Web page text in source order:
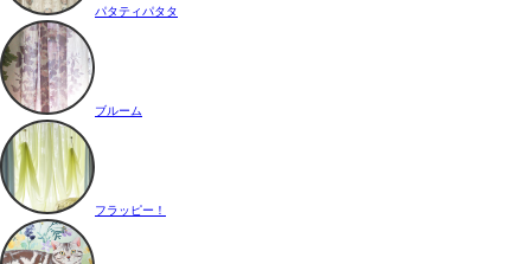
パタティパタタ
ブルーム
フラッピー！